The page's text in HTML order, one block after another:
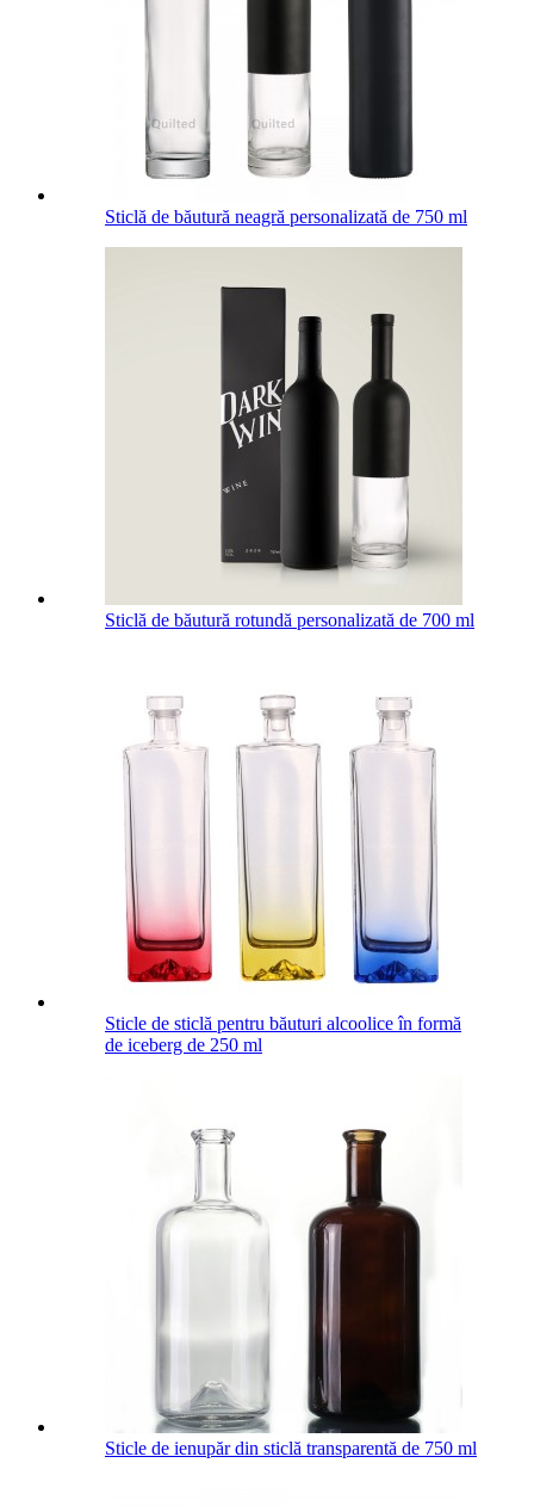
Sticlă de băutură neagră personalizată de 750 ml
Sticlă de băutură rotundă personalizată de 700 ml
Sticle de sticlă pentru băuturi alcoolice în formă
de iceberg de 250 ml
Sticle de ienupăr din sticlă transparentă de 750 ml